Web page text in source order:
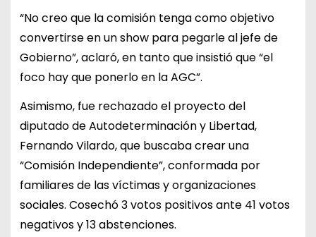
“No creo que la comisión tenga como objetivo
convertirse en un show para pegarle al jefe de
Gobierno”, aclaró, en tanto que insistió que “el
foco hay que ponerlo en la AGC”.
Asimismo, fue rechazado el proyecto del
diputado de Autodeterminación y Libertad,
Fernando Vilardo, que buscaba crear una
“Comisión Independiente”, conformada por
familiares de las víctimas y organizaciones
sociales. Cosechó 3 votos positivos ante 41 votos
negativos y 13 abstenciones.